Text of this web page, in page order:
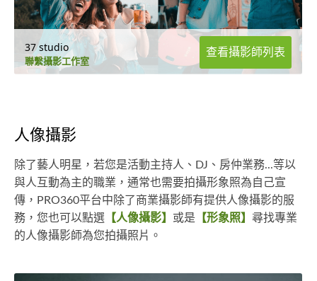
37 studio
聯繫攝影工作室
查看攝影師列表
人像攝影
除了藝人明星，若您是活動主持人、DJ、房仲業務...等以
與人互動為主的職業，通常也需要拍攝形象照為自己宣
傳，PRO360平台中除了商業攝影師有提供人像攝影的服
務，您也可以點選 【人像攝影】 或是 【形象照】 尋找專業
的人像攝影師為您拍攝照片。